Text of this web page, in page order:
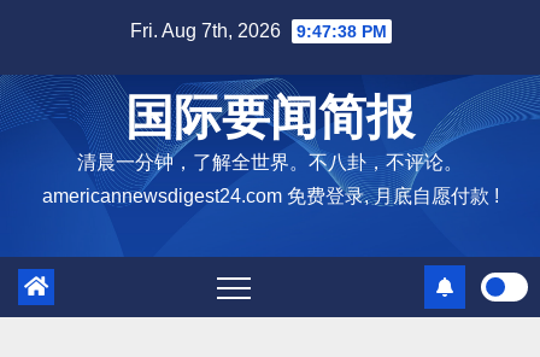
content
Fri. Aug 7th, 2026 9:47:39 PM
国际要闻简报
清晨一分钟，了解全世界。不八卦，不评论。
americannewsdigest24.com 免费登录, 月底自愿付款 !